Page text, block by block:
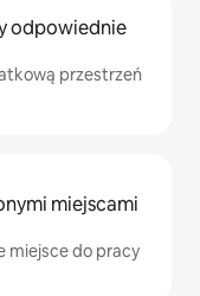
odpowiednie
przestrzeń
miejscami
miejsce do pracy